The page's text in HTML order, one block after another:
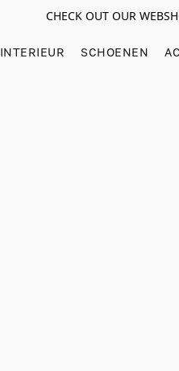
CHECK OUT OUR
INTERIEUR SCHOENEN